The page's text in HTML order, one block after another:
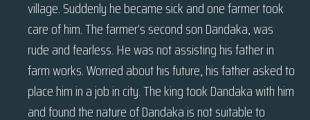
village. Suddenly he became sick and one farmer took
care of him. The farmer’s second son Dandaka, was
rude and fearless. He was not assisting his father in
farm works. Worried about his future, his father asked to
place him in a job in city. The king took Dandaka with him
and found the nature of Dandaka is not suitable to